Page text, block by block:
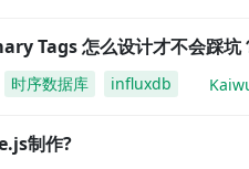
Tags 怎么设计才不会踩坑
时序数据库 influxdb
制作?